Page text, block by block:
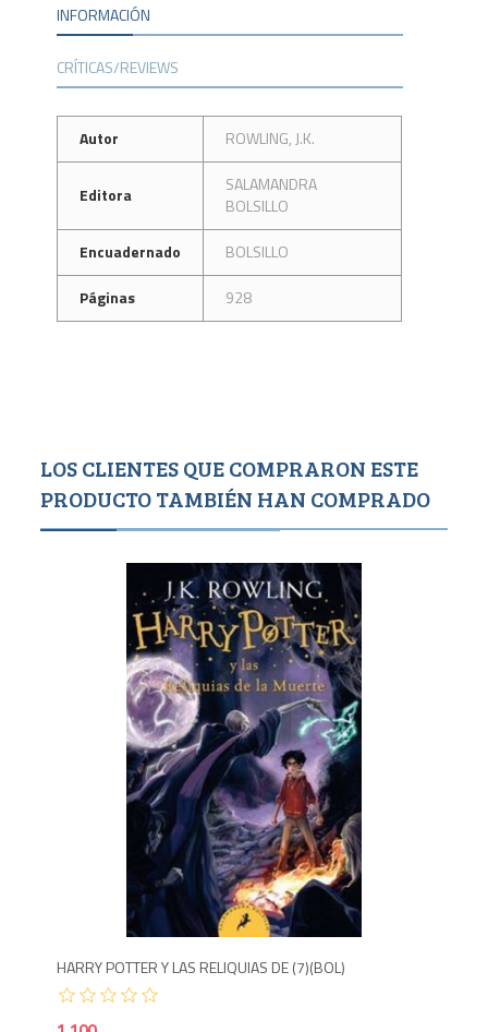
INFORMACIÓN
CRÍTICAS/REVIEWS
Autor ROWLING, J.K.
Editora
SALAMANDRA
BOLSILLO
Encuadernado
BOLSILLO
Páginas
928
LOS CLIENTES QUE COMPRARON ESTE
PRODUCTO TAMBIÉN HAN COMPRADO
HARRY POTTER Y LAS RELIQUIAS DE (7)(BOL)